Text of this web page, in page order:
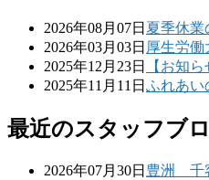
2026年08月07日 夏季休業
2026年03月03日 厚生労
2025年12月23日
【お知
2025年11月11日 ふれあい
最近のスタッフブ
2026年07月30日 豊洲 千